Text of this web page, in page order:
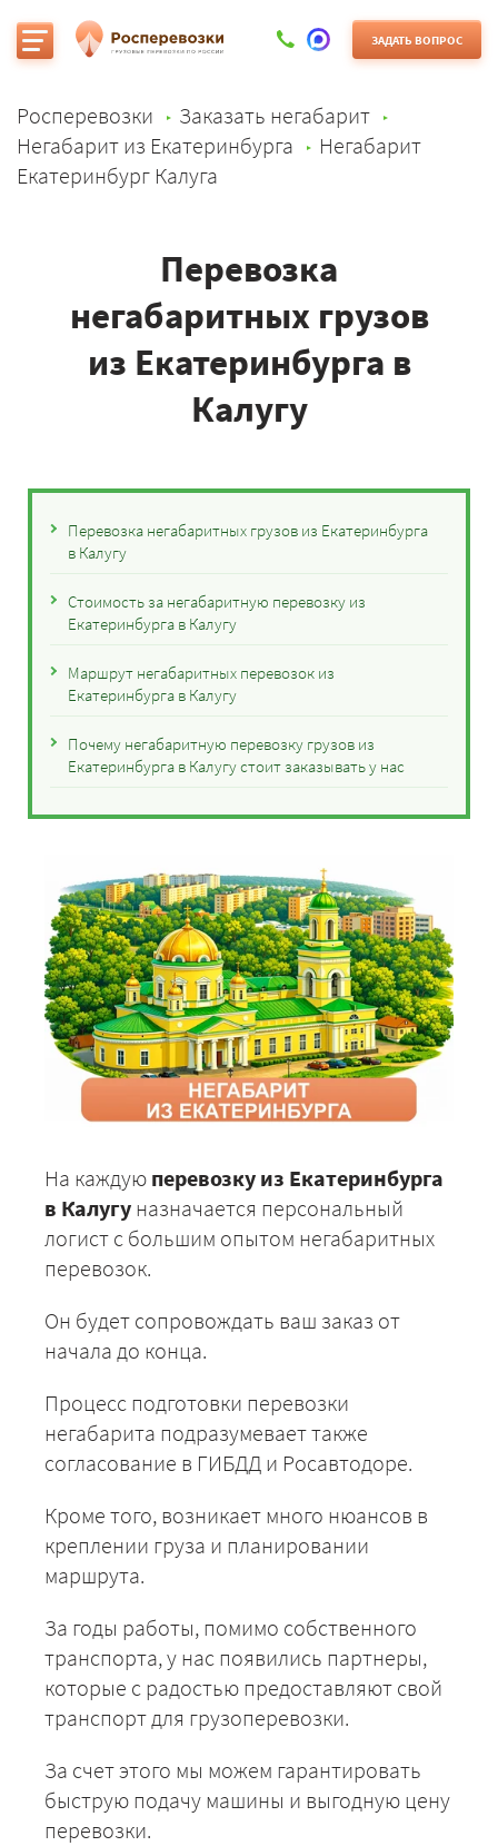
ЗАДАТЬ ВОПРОС
Росперевозки
Заказать негабарит
Негабарит из Екатеринбурга
Негабарит
Екатеринбург Калуга
Перевозка
негабаритных грузов
из Екатеринбурга в
Калугу
Перевозка негабаритных грузов из Екатеринбурга
в Калугу
Стоимость за негабаритную перевозку из
Екатеринбурга в Калугу
Маршрут негабаритных перевозок из
Екатеринбурга в Калугу
Почему негабаритную перевозку грузов из
Екатеринбурга в Калугу стоит заказывать у нас
На каждую перевозку из Екатеринбурга
в Калугу назначается персональный
логист с большим опытом негабаритных
перевозок.
Он будет сопровождать ваш заказ от
начала до конца.
Процесс подготовки перевозки
негабарита подразумевает также
согласование в ГИБДД и Росавтодоре.
Кроме того, возникает много нюансов в
креплении груза и планировании
маршрута.
За годы работы, помимо собственного
транспорта, у нас появились партнеры,
которые с радостью предоставляют свой
транспорт для грузоперевозки.
За счет этого мы можем гарантировать
быструю подачу машины и выгодную цену
перевозки.